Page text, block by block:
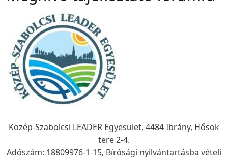
Közép-Szabolcsi LEADER Egyesület, 4484 Ibrány, Hősök
tere 2-4.
Adószám: 18809976-1-15, Bírósági nyilvántartásba vételi